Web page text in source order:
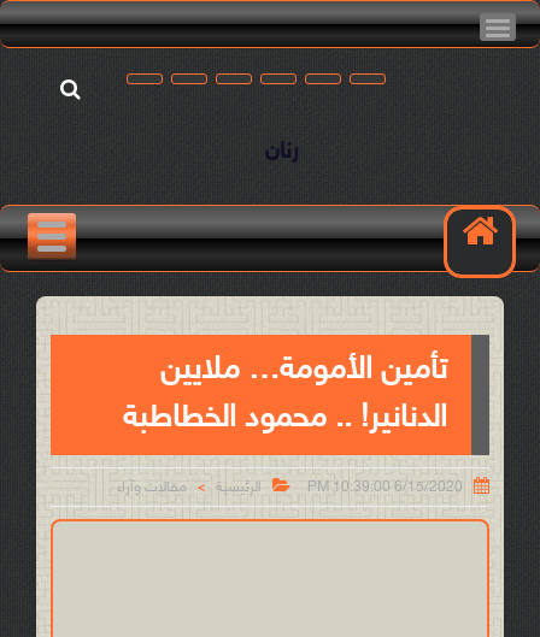
رنان
تأمين الأمومة… ملايين
الدنانير! .. محمود الخطاطبة

6/15/2020 10:39:00 PM
 الرئيسية > مقالات وآراء